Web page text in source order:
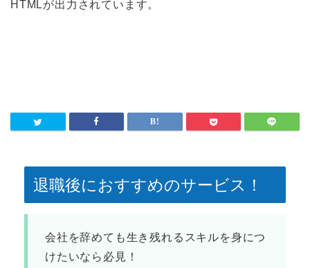
HTMLが出力されています。
退職後におすすめのサービス！
会社を辞めても生き残れるスキルを身につ
けたいなら必見！